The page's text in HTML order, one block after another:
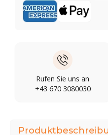
Rufen Sie uns an
+43 670 3080030